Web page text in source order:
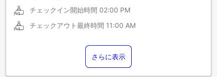
チェックイン開始時間 02:00 PM
チェックアウト最終時間 11:00 AM
さらに表示